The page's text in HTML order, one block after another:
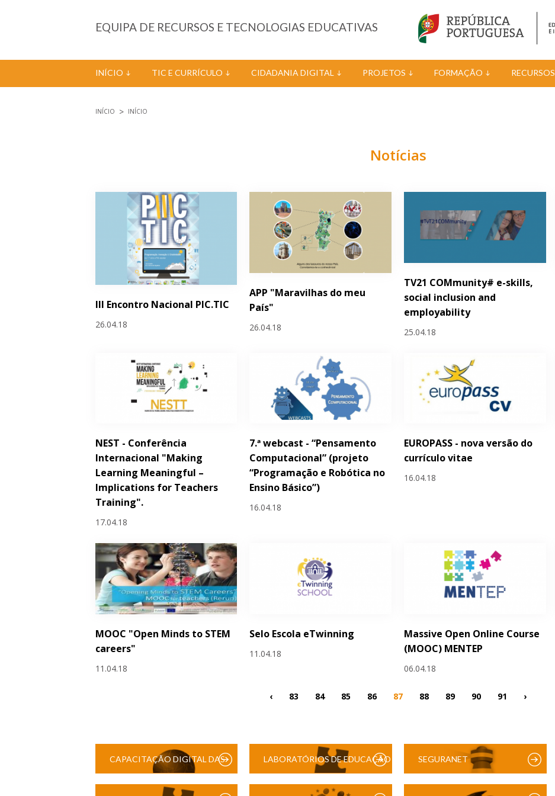
EQUIPA DE RECURSOS E TECNOLOGIAS EDUCATIVAS
INÍCIO TIC E CURRÍCULO CIDADANIA DIGITAL PROJETOS FORMAÇÃO RECURSOS
INÍCIO INÍCIO
Notícias
III Encontro Nacional PIC.TIC
26.04.18
APP "Maravilhas do meu
País"
26.04.18
TV21 COMmunity# e-skills,
social inclusion and
employability
25.04.18
NEST - Conferência
Internacional "Making
Learning Meaningful –
Implications for Teachers
Training".
17.04.18
7.ª webcast - “Pensamento
Computacional” (projeto
“Programação e Robótica no
Ensino Básico”)
16.04.18
EUROPASS - nova versão do
currículo vitae
16.04.18
MOOC "Open Minds to STEM
careers"
11.04.18
Selo Escola eTwinning
11.04.18
Massive Open Online Course
(MOOC) MENTEP
06.04.18
Páginas
‹ 83 84 85 86 87 88 89 90 91 ›
CAPACITAÇÃO DIGITAL DAS LABORATÓRIOS DE EDUCAÇÃO SEGURANET